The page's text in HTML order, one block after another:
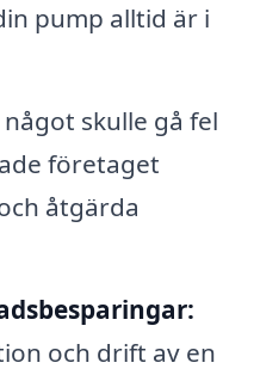
pump alltid är i
något skulle gå fel
företaget
åtgärda
och drift av en